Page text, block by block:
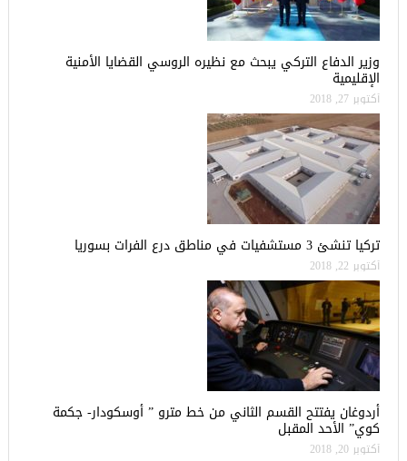
وزير الدفاع التركي يبحث مع نظيره الروسي القضايا الأمنية
الإقليمية
أكتوبر 27, 2018
تركيا تنشئ 3 مستشفيات في مناطق درع الفرات بسوريا
أكتوبر 22, 2018
أردوغان يفتتح القسم الثاني من خط مترو ” أوسكودار- جكمة
كوي” الأحد المقبل
أكتوبر 20, 2018